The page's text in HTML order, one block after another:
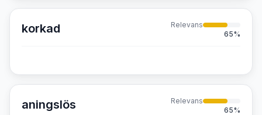
korkad
Relevans
65%
aningslös
Relevans
65%